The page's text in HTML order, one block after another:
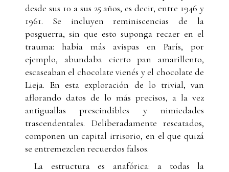
desde sus 10 a sus 25 años, es decir, entre 1946 y
1961. Se incluyen reminiscencias de la
posguerra, sin que esto suponga recaer en el
trauma: había más avispas en París, por
ejemplo, abundaba cierto pan amarillento,
escaseaban el chocolate vienés y el chocolate de
Lieja. En esta exploración de lo trivial, van
aflorando datos de lo más precisos, a la vez
antiguallas prescindibles y nimiedades
trascendentales. Deliberadamente rescatados,
componen un capital irrisorio, en el que quizá
se entremezclen recuerdos falsos.
La estructura es anafórica: a todas la